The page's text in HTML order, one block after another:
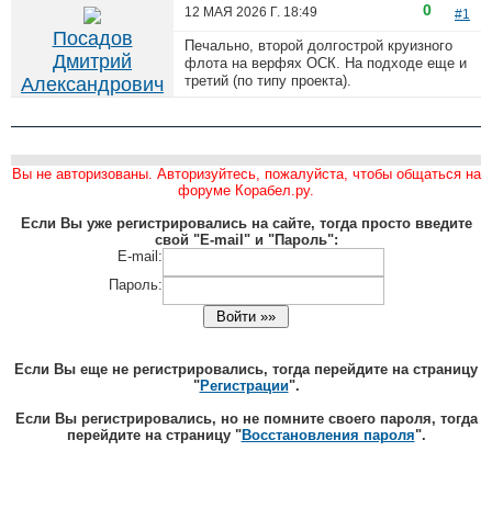
Словарь
Отзывы
Все службы
Посадов
Дмитрий
Александрович
12 МАЯ 2026 Г. 18:49 #1
0
Печально, второй долгострой круизного
флота на верфях ОСК. На подходе еще и
третий (по типу проекта).
Вы не авторизованы. Авторизуйтесь, пожалуйста, чтобы общаться на
форуме Корабел.ру.
Если Вы уже регистрировались на сайте, тогда просто введите
свой "E-mail" и "Пароль":
E-mail:
Пароль:
Если Вы еще не регистрировались, тогда перейдите на страницу
"Регистрации".
Если Вы регистрировались, но не помните своего пароля, тогда
перейдите на страницу "Восстановления пароля".